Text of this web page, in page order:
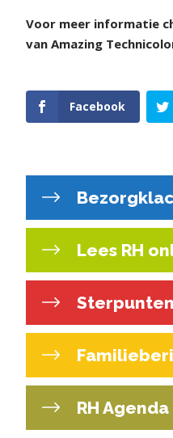
Voor meer informatie
van Amazing
Facebook
Lees RH
Sterpunten
RH Agenda